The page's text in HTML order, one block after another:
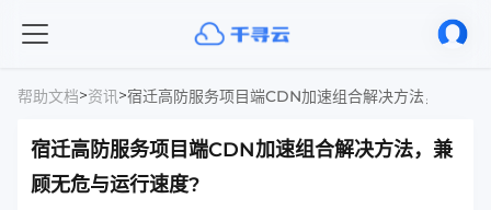
帮助文档>资讯>宿迁高防服务项目端CDN加速组合解决方法，兼顾无
宿迁高防服务项目端CDN加速组合解决方法，兼
顾无危与运行速度?